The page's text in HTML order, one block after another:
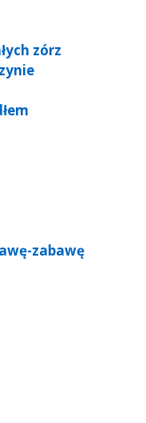
zórz
zabawę